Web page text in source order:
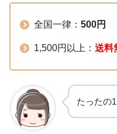
全国一律： 500円
1,500円以上： 送料
たったの